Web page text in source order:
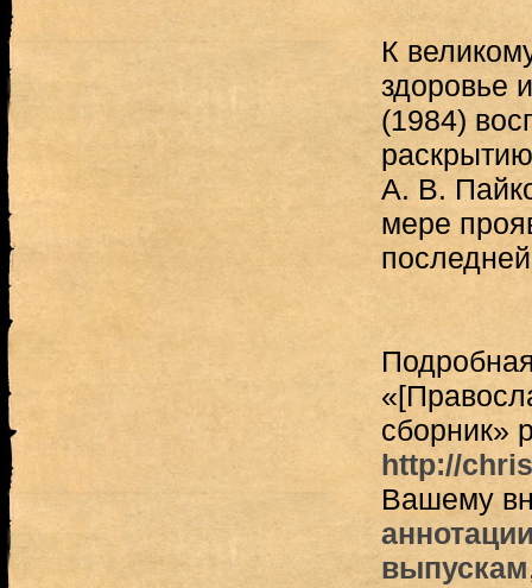
К
здоровье
(1984)
А. В.
мере
сборник»
http://
Вашему
выпускам